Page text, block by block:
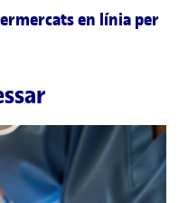
en línia per